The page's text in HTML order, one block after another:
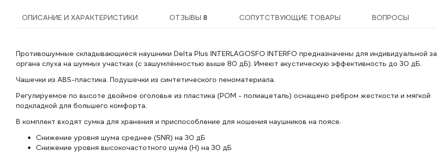
ОПИСАНИЕ И ХАРАКТЕРИСТИКИ ОТЗЫВЫ8 СОПУТСТВУЮЩИЕ ТОВАРЫ ВОПРОСЫ
Противошумные складывающиеся наушники Delta Plus INTERLAGOSFO INTERFO предназначены для индивидуальной
органа слуха на шумных участках (с зашумлённостью выше 80 дБ). Имеют акустическую эффективность до 30 дБ.
Чашечки из ABS-пластика. Подушечки из синтетического пеноматериала.
Регулируемое по высоте двойное оголовье из пластика (POM - полиацеталь) оснащено ребром жесткости и мягкой
подкладкой для большего комфорта.
В комплект входят сумка для хранения и приспособление для ношения наушников на поясе.
Снижение уровня шума среднее (SNR) на 30 дБ
Снижение уровня высокочастотного шума (H) на 30 дБ